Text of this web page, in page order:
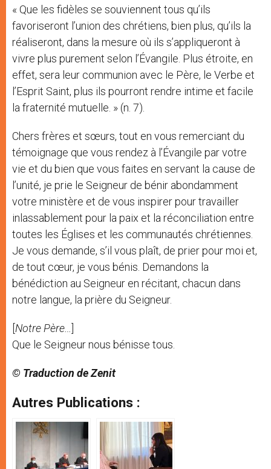
« Que les fidèles se souviennent tous qu’ils
favoriseront l’union des chrétiens, bien plus, qu’ils la
réaliseront, dans la mesure où ils s’appliqueront à
vivre plus purement selon l’Évangile. Plus étroite, en
effet, sera leur communion avec le Père, le Verbe et
l’Esprit Saint, plus ils pourront rendre intime et facile
la fraternité mutuelle. » (n. 7).
Chers frères et sœurs, tout en vous remerciant du
témoignage que vous rendez à l’Évangile par votre
vie et du bien que vous faites en servant la cause de
l’unité, je prie le Seigneur de bénir abondamment
votre ministère et de vous inspirer pour travailler
inlassablement pour la paix et la réconciliation entre
toutes les Églises et les communautés chrétiennes.
Je vous demande, s’il vous plaît, de prier pour moi et,
de tout cœur, je vous bénis. Demandons la
bénédiction au Seigneur en récitant, chacun dans
notre langue, la prière du Seigneur.
Notre Père…
Que le Seigneur nous bénisse tous.
© Traduction de Zenit
Autres Publications :